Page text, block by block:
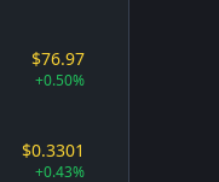
$76.97
+0.50%
$0.3301
+0.43%